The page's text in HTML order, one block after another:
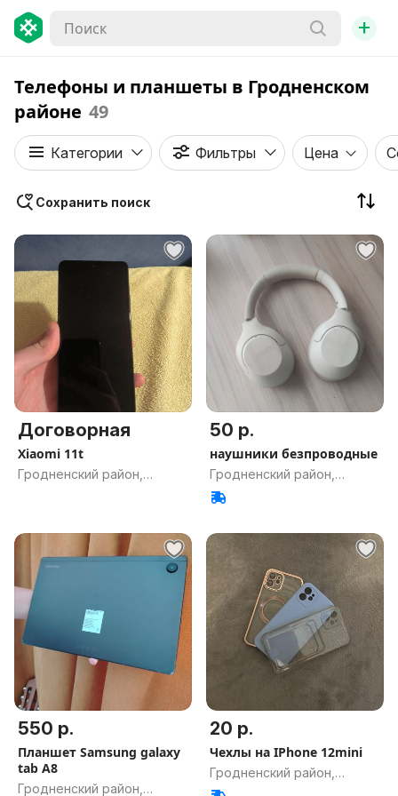
+
Телефоны и планшеты в Гродненском
районе 49
Категории Фильтры Цена
Сохранить поиск
Договорная
Xiaomi 11t
Гродненский район,
50 р.
наушники безпроводные
Гродненский район,
Гродненская обл.
550 р.
Планшет Samsung galaxy
tab A8
Гродненский район,
20 р.
Чехлы на IPhone 12mini
Гродненский район,
Гродненская обл.